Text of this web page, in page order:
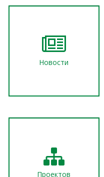
Новости
Проектов